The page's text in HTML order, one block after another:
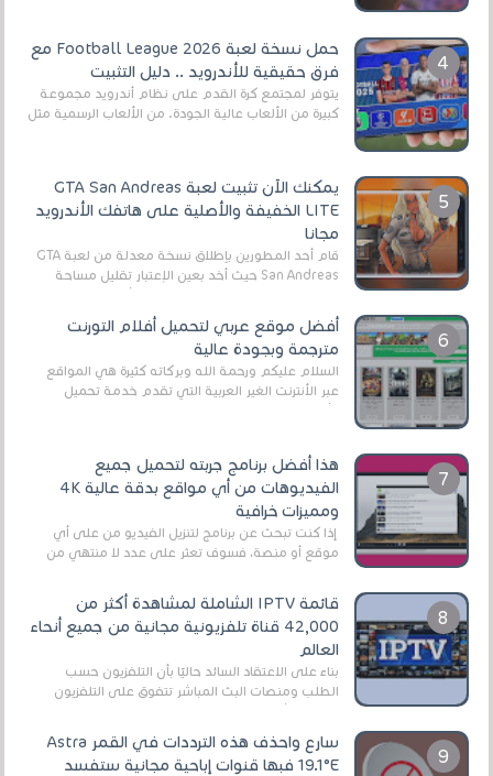
حمل نسخة لعبة Football League 2026 مع
فرق حقيقية للأندرويد .. دليل التثبيت
يتوفر لمجتمع كرة القدم على نظام أندرويد مجموعة
كبيرة من الألعاب عالية الجودة. من الألعاب الرسمية مثل
يمكنك الآن تثبيت لعبة GTA San Andreas
LITE الخفيفة والأصلية على هاتفك الأندرويد
مجانا
قام أحد المطورين بإطلاق نسخة معدلة من لعبة GTA
San Andreas حيث أخد بعين الإعتبار تقليل مساحة
أفضل موقع عربي لتحميل أفلام التورنت
مترجمة وبجودة عالية
السلام عليكم ورحمة الله وبركاته كثيرة هي المواقع
عبر الأنترنت الغير العربية التي تقدم خدمة تحميل
الأفلام على التورنت ، ومعظم هذه المواقع ل...
هذا أفضل برنامج جربته لتحميل جميع
الفيديوهات من أي مواقع بدقة عالية 4K
ومميزات خرافية
إذا كنت تبحث عن برنامج لتنزيل الفيديو من على أي
موقع أو منصة، فسوف تعثر على عدد لا منتهي من
قائمة IPTV الشاملة لمشاهدة أكثر من
42,000 قناة تلفزيونية مجانية من جميع أنحاء
العالم
بناءً على الاعتقاد السائد حاليًا بأن التلفزيون حسب
الطلب ومنصات البث المباشر تتفوق على التلفزيون
الرقمي الأرضي التقليدي، يُعدّ IPTV-org خيار...
سارع واحذف هذه الترددات في القمر Astra
19.1°E فبها قنوات إباحية مجانية ستفسد